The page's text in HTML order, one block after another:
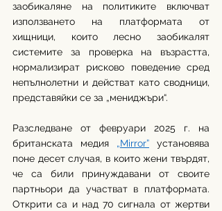
заобикаляне на политиките включват
използването на платформата от
хищници, които лесно заобикалят
системите за проверка на възрастта,
нормализират рисково поведение сред
непълнолетни и действат като сводници,
представяйки се за „мениджъри“.
Разследване от февруари 2025 г. на
британската медия „Mirror” установява
поне десет случая, в които жени твърдят,
че са били принуждавани от своите
партньори да участват в платформата.
Открити са и над 70 сигнала от жертви